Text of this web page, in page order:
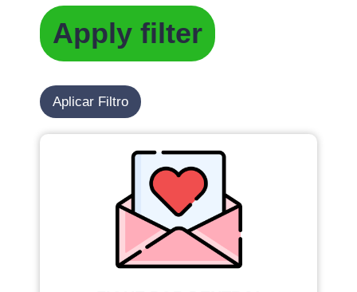
Apply filter
Aplicar Filtro